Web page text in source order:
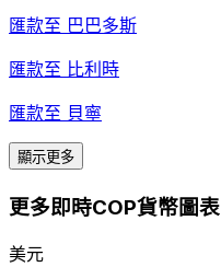
匯款至 巴巴多斯
匯款至 比利時
匯款至 貝寧
顯示更多
更多即時COP貨幣圖表
美元